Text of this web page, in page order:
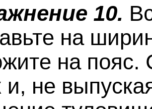
10.
на
на пояс.
и, не